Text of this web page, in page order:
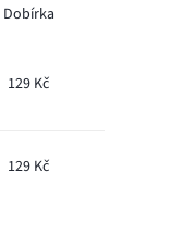
Dobírka
129 Kč
129 Kč